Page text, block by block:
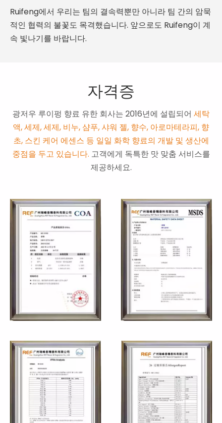
Ruifeng에서 우리는 팀의 결속력뿐만 아니라 팀 간의 암묵
적인 협력의 불꽃도 목격했습니다. 앞으로도 Ruifeng이 계
속 빛나기를 바랍니다.
자격증
광저우 루이펑 향료 유한 회사는 2016년에 설립되어 세탁
액, 세제, 세제, 비누, 샴푸, 샤워 젤, 향수, 아로마테라피, 향
초, 스킨 케어 에센스 등 일일 화학 향료의 개발 및 생산에
중점을 두고 있습니다. 고객에게 독특한 맛 맞춤 서비스를
제공하세요.